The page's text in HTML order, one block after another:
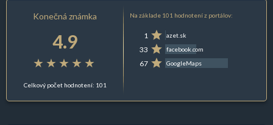
Konečná známka
4.9
Celkový počet hodnotení: 101
Na základe 101 hodnotení z portálov:
1 azet.sk
33 facebook.com
67 GoogleMaps